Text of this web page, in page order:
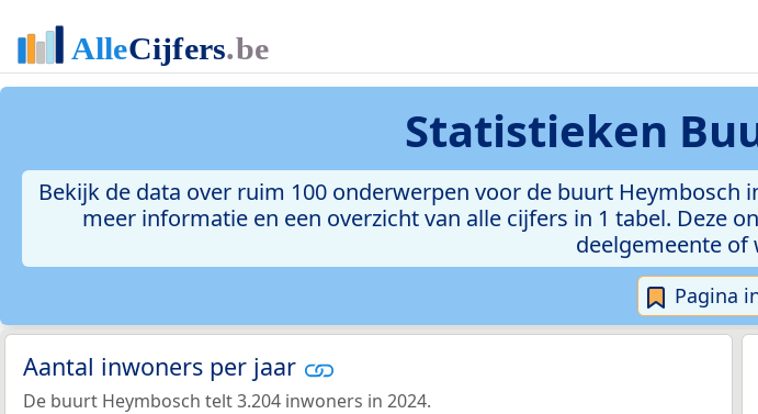
Statistieken
Bekijk de data over ruim 100 onderwerpen voor de buurt
meer informatie en een overzicht van alle cijfers in 1 tabel. Deze
deelgemeente of
Pagina
Aantal inwoners per jaar
De buurt Heymbosch telt 3.204 inwoners in 2024.